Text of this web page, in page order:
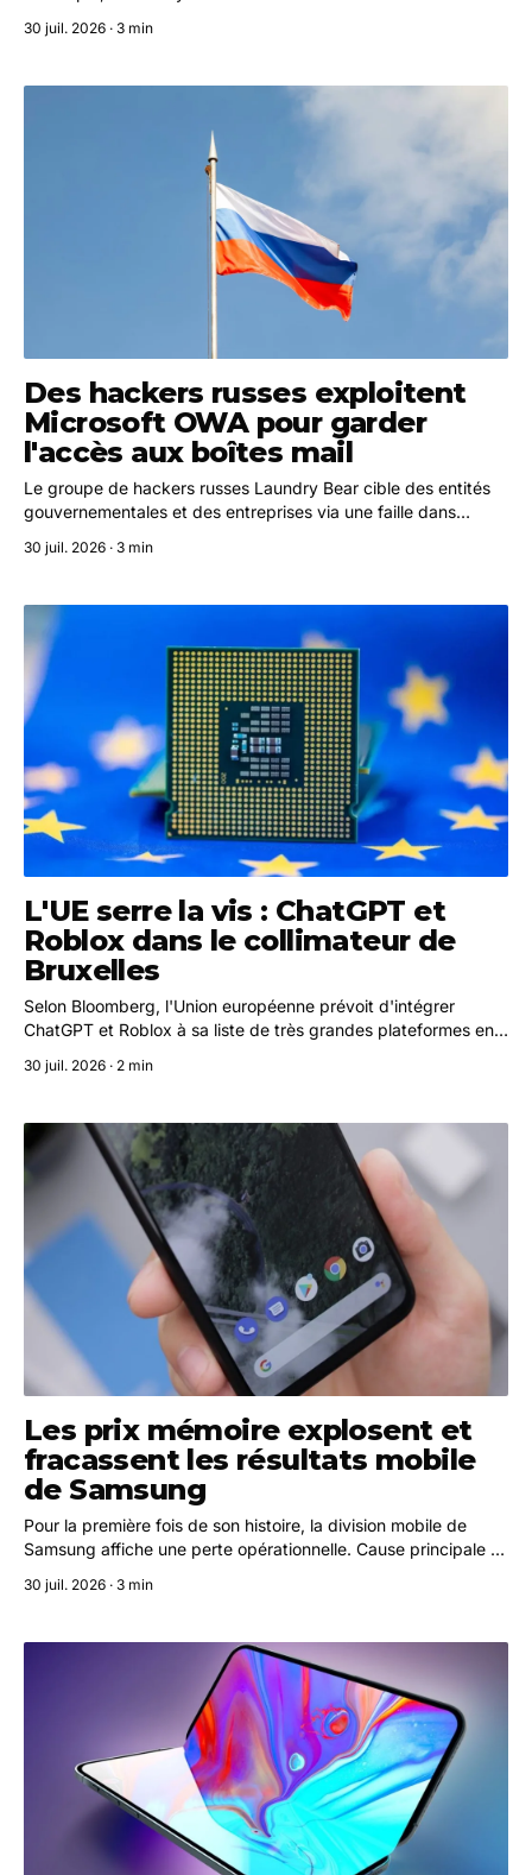
modèles d'IA aux grandes entreprises, en les positionnant
30 juil. 2026 · 3 min
Des hackers russes exploitent
Microsoft OWA pour garder
l'accès aux boîtes mail
Le groupe de hackers russes Laundry Bear cible des entités
gouvernementales et des entreprises via une faille dans
mesures de remédiation classiques, y compris la rotation des
30 juil. 2026 · 3 min
L'UE serre la vis : ChatGPT et
Roblox dans le collimateur de
Bruxelles
Selon Bloomberg, l'Union européenne prévoit d'intégrer
ChatGPT et Roblox à sa liste de très grandes plateformes en
matière de modération et de transparence.
30 juil. 2026 · 2 min
Les prix mémoire explosent et
fracassent les résultats mobile
de Samsung
Pour la première fois de son histoire, la division mobile de
Samsung affiche une perte opérationnelle. Cause principale :
demande en IA.
30 juil. 2026 · 3 min